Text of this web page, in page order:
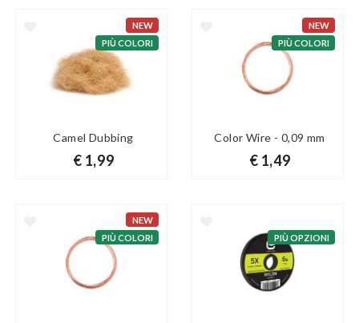
NEW
PIÙ COLORI
Camel Dubbing
€ 1,99
NEW
PIÙ COLORI
Color Wire - 0,09 mm
€ 1,49
NEW
PIÙ COLORI
PIÙ OPZIONI